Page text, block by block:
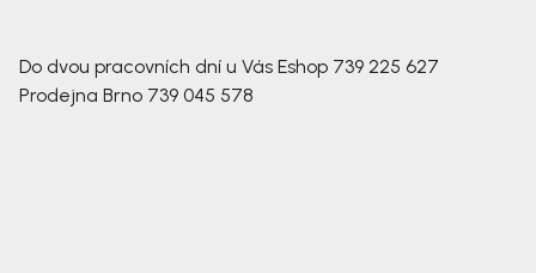
Do dvou pracovních dní u Vás Eshop 739 225 627
Prodejna Brno 739 045 578